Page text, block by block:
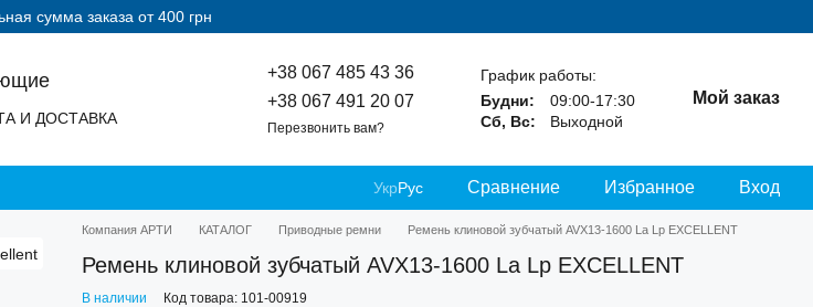
сумма заказа от 400 грн
И ДОСТАВКА
+38 067 485 43 36
+38 067 491 20 07
Перезвонить вам?
График работы:
Будни:
09:00-17:30
Сб, Вс:
Выходной
Мой заказ
УкрРус Сравнение Избранное Вход
Компания АРТИ КАТАЛОГ Приводные ремни Ремень клиновой зубчатый AVX13-1600 La Lp EXCELLENT
Ремень клиновой зубчатый AVX13-1600 La Lp EXCELLENT
В наличии Код товара: 101-00919